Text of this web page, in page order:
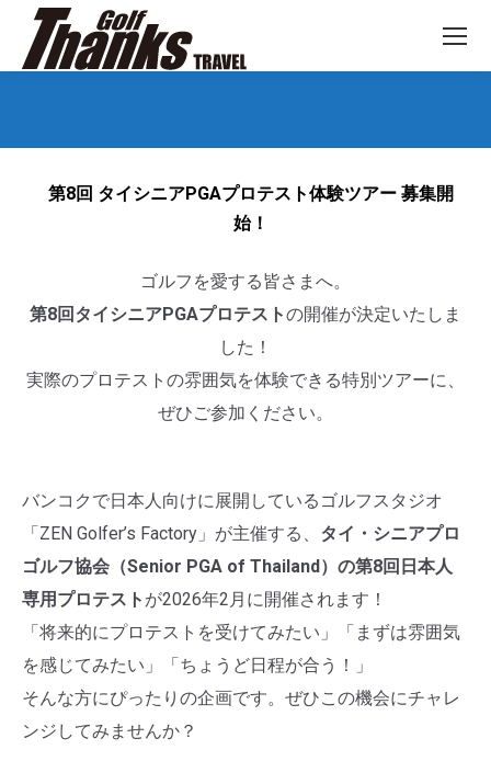
第8回 タイシニアPGAプロテスト体験ツアー 募集開
始！
ゴルフを愛する皆さまへ。
第8回タイシニアPGAプロテストの開催が決定いたしま
した！
実際のプロテストの雰囲気を体験できる特別ツアーに、
ぜひご参加ください。
バンコクで日本人向けに展開しているゴルフスタジオ
「ZEN Golfer’s Factory」が主催する、 タイ・シニアプロ
ゴルフ協会（Senior PGA of Thailand）の第8回日本人
専用プロテスト が2026年2月に開催されます！
「将来的にプロテストを受けてみたい」「まずは雰囲気
を感じてみたい」「ちょうど日程が合う！」
そんな方にぴったりの企画です。ぜひこの機会にチャレ
ンジしてみませんか？